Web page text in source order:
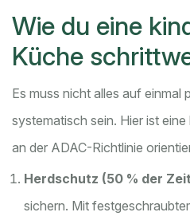
Wie du eine
Küche
Es muss nicht alles auf einmal
systematisch sein. Hier ist
an der ADAC-Richtlinie
Herdschutz (50 % der
sichern. Mit